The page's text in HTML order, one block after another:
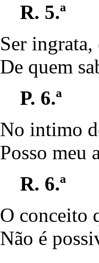
R. 5.ª
Ser
De quem
P. 6.ª
No intimo
Posso meu
R. 6.ª
O conceito
Não é